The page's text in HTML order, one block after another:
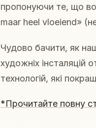
пропонуючи те, що
maar heel vloeiend»
Чудово бачити, як
художніх інсталяцій
технологій, які
*Прочитайте повну